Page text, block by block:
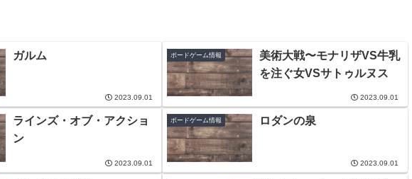
ガルム
2023.09.01
ボードゲーム情報
美術大戦〜モナリザVS牛乳
を注ぐ女VSサトゥルヌス
2023.09.01
ラインズ・オブ・アクショ
ン
2023.09.01
ボードゲーム情報 ロダンの泉
2023.09.01